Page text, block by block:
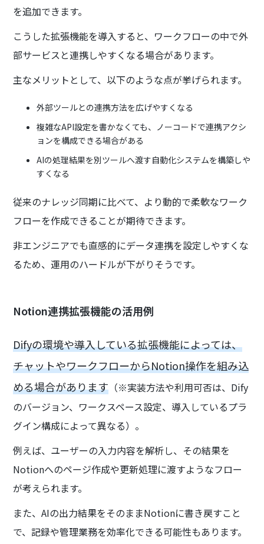
を追加できます。
こうした拡張機能を導入すると、ワークフローの中で外
部サービスと連携しやすくなる場合があります。
主なメリットとして、以下のような点が挙げられます。
外部ツールとの連携方法を広げやすくなる
複雑なAPI設定を書かなくても、ノーコードで連携アクシ
ョンを構成できる場合がある
AIの処理結果を別ツールへ渡す自動化システムを構築しや
すくなる
従来のナレッジ同期に比べて、より動的で柔軟なワーク
フローを作成できることが期待できます。
非エンジニアでも直感的にデータ連携を設定しやすくな
るため、運用のハードルが下がりそうです。
Notion連携拡張機能の活用例
Difyの環境や導入している拡張機能によっては、
チャットやワークフローからNotion操作を組み込
める場合があります （※実装方法や利用可否は、Dify
のバージョン、ワークスペース設定、導入しているプラ
グイン構成によって異なる）。
例えば、ユーザーの入力内容を解析し、その結果を
Notionへのページ作成や更新処理に渡すようなフロー
が考えられます。
また、AIの出力結果をそのままNotionに書き戻すこと
で、記録や管理業務を効率化できる可能性もあります。